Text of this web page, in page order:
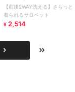
【前後2WAY洗える】さらっと
着られるサロペット
¥ 2,514